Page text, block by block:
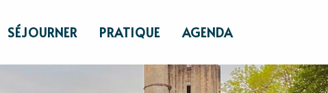
SÉJOURNER PRATIQUE AGENDA